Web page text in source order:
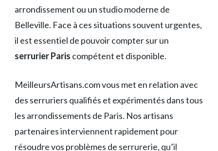
arrondissement ou un studio moderne de
Belleville. Face à ces situations souvent urgentes,
il est essentiel de pouvoir compter sur un
serrurier Paris compétent et disponible.
MeilleursArtisans.com vous met en relation avec
des serruriers qualifiés et expérimentés dans tous
les arrondissements de Paris. Nos artisans
partenaires interviennent rapidement pour
résoudre vos problèmes de serrurerie, qu’il